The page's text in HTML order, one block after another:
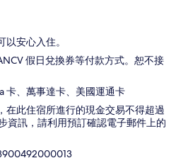
安心入住。
假日兌換券等付款方式。恕不接
卡、萬事達卡、美國運通卡
在此住宿所進行的現金交易不得超過
資訊，請利用預訂確認電子郵件上的